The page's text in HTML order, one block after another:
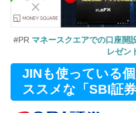
#PR マネースクエアでの口座開
レゼン
JINも使っている
ススメな「SBI証券